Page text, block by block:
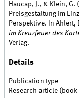
Haucap, J., & Klein,
Preisgestaltung im
Perspektive. In Ahlert,
im Kreuzfeuer des
Verlag.
Details
Publication type
Research article